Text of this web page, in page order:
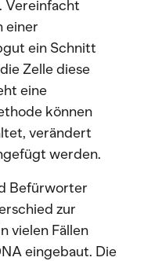
Vereinfacht
einer
ein Schnitt
Zelle diese
eine
können
verändert
werden.
Befürworter
zur
vielen Fällen
eingebaut. Die